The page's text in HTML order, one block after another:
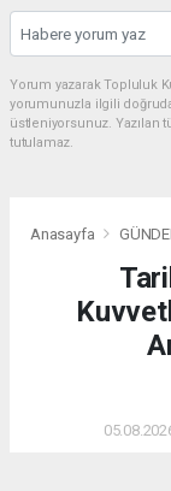
Yorum yazarak Topluluk
yorumunuzla ilgili
üstleniyorsunuz.
tutulamaz.
Anasayfa